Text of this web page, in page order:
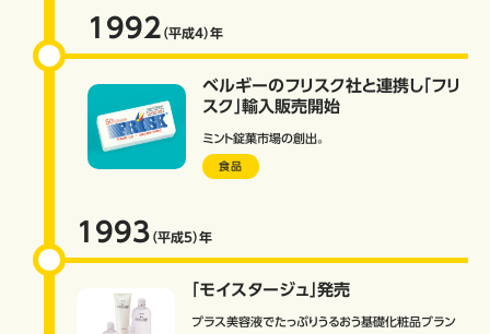
1992 （平成4）年
ベルギーのフリスク社と連携し「フリ
スク」輸入販売開始
ミント錠菓市場の創出。
食品
1993 （平成5）年
「モイスタージュ」発売
プラス美容液でたっぷりうるおう基礎化粧品ブラン